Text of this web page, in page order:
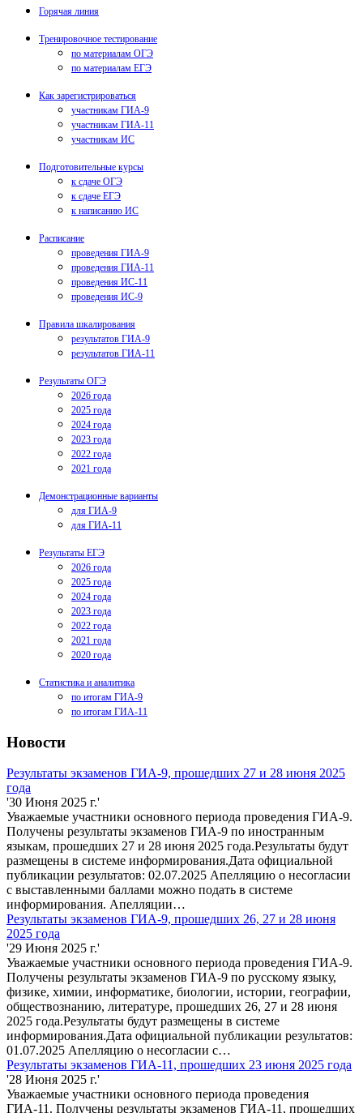
Горячая линия
Тренировочное тестирование
по материалам ОГЭ
по материалам ЕГЭ
Как зарегистрироваться
участникам ГИА-9
участникам ГИА-11
участникам ИС
Подготовительные курсы
к сдаче ОГЭ
к сдаче ЕГЭ
к написанию ИС
Расписание
проведения ГИА-9
проведения ГИА-11
проведения ИС-11
проведения ИС-9
Правила шкалирования
результатов ГИА-9
результатов ГИА-11
Результаты ОГЭ
2026 года
2025 года
2024 года
2023 года
2022 года
2021 года
Демонстрационные варианты
для ГИА-9
для ГИА-11
Результаты ЕГЭ
2026 года
2025 года
2024 года
2023 года
2022 года
2021 года
2020 года
Статистика и аналитика
по итогам ГИА-9
по итогам ГИА-11
Новости
Результаты экзаменов ГИА-9, прошедших 27 и 28 июня 2025
года
'30 Июня 2025 г.'
Уважаемые участники основного периода проведения ГИА-9.
Получены результаты экзаменов ГИА-9 по иностранным
языкам, прошедших 27 и 28 июня 2025 года.Результаты будут
размещены в системе информирования.Дата официальной
публикации результатов: 02.07.2025 Апелляцию о несогласии
с выставленными баллами можно подать в системе
информирования. Апелляции…
Результаты экзаменов ГИА-9, прошедших 26, 27 и 28 июня
2025 года
'29 Июня 2025 г.'
Уважаемые участники основного периода проведения ГИА-9.
Получены результаты экзаменов ГИА-9 по русскому языку,
физике, химии, информатике, биологии, истории, географии,
обществознанию, литературе, прошедших 26, 27 и 28 июня
2025 года.Результаты будут размещены в системе
информирования.Дата официальной публикации результатов:
01.07.2025 Апелляцию о несогласии с…
Результаты экзаменов ГИА-11, прошедших 23 июня 2025 года
'28 Июня 2025 г.'
Уважаемые участники основного периода проведения
ГИА-11. Получены результаты экзаменов ГИА-11, прошедших